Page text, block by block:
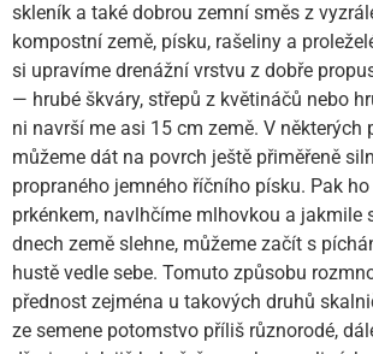
skleník a také dobrou zemní směs z
kompostní země, písku, rašeliny a
si upravíme drenážní vrstvu z dobře
— hrubé škváry, střepů z květináčů nebo
ni navrší me asi 15 cm země. V některých
můžeme dát na povrch ještě přiměřeně
propraného jemného říčního písku. Pak
prkénkem, navlhčíme mlhovkou a jakmile
dnech země slehne, můžeme začít s
hustě vedle sebe. Tomuto způsobu
přednost zejména u takových druhů
ze semene potomstvo příliš různorodé,